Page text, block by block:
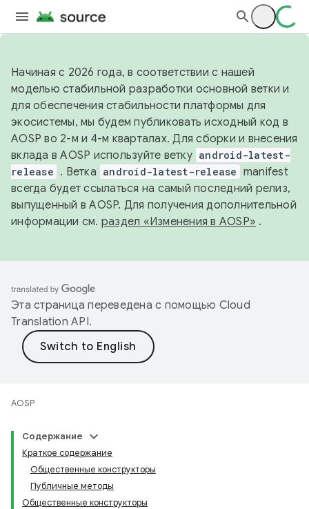
Начиная с 2026 года, в соответствии с нашей
моделью стабильной разработки основной ветки и
для обеспечения стабильности платформы для
экосистемы, мы будем публиковать исходный код в
AOSP во 2-м и 4-м кварталах. Для сборки и внесения
вклада в AOSP используйте ветку android-latest-
release . Ветка android-latest-release manifest
всегда будет ссылаться на самый последний релиз,
выпущенный в AOSP. Для получения дополнительной
информации см. раздел «Изменения в AOSP» .
Эта страница переведена с помощью Cloud
Translation API.
AOSP
Содержание
Краткое содержание
Общественные конструкторы
Публичные методы
Общественные конструкторы